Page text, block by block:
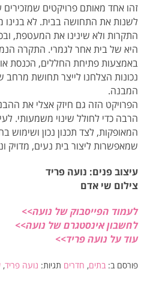
זהו אחד מאותם פרויקטים שמזכירים
לשנות את התחושה בבית. לא
התקרות ולא שינינו את המעטפת,
היא של בית אחר לגמרי. התקרה
באמצעות פתיחת החללים, הכנסת
נכונות הצלחנו לייצר תחושת
המבנה.
הפרויקט הזה גם חיזק אצלי את
הרבה כדי לחולל שינוי משמעותי.
המאופקות, לצד תכנון נכון ושימוש
שמאפשרות ליצור בית נעים, מדויק
עיצוב פנים: נועה פריד
צילום שי אדם
לעמוד הפייסבוק של נועה>>
לחשבון אינסטגרם של נועה>>
עוד על נועה פריד>>
פורסם ב: בתים, חדרים תגיות: נועה פריד,